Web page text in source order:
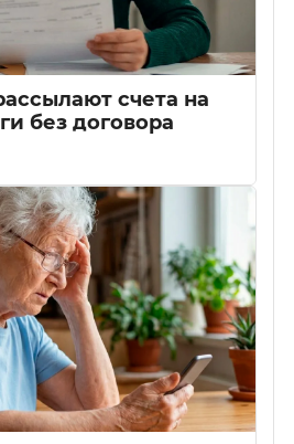
счета на
без договора